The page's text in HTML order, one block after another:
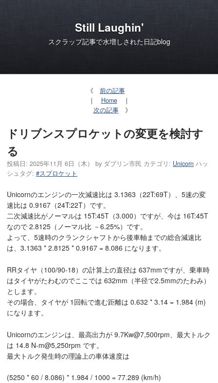
Still Laughin'
スクラップ記事で水増しされた日記blog
《 前の記事
｜ Home｜
次の記事》
ドリブンスプロケットの変更を検討す
る
投稿日: 2025年11月 6日（木） by ダブリン市民 カテゴリ: Unicorn ハッ
シュタグ: #スプロケット
Unicornのエンジンの一次減速比は 3.1363（22T:69T）、5速の変
速比は 0.9167（24T:22T）です。
二次減速比がノーマルは 15T:45T（3.000）ですが、今は 16T:45T
なので 2.8125（ノーマル比 －6.25%）です。
よって、5速時のクランクシャフトから後車軸までの総合減速比
は、3.1363 * 2.8125 * 0.9167 = 8.086 になります。
RRタイヤ（100/90-18）の計算上の直径は 637mmですが、乗車時
はタイヤがたわむのでここでは 632mm（半径で2.5mmのたわみ）
とします。
その場合、タイヤが 1回転で進む距離は 0.632 * 3.14 = 1.984 (m)
になります。
Unicornのエンジンは、最高出力が 9.7Kw@7,500rpm、最大トルク
は 14.8 N-m@5,250rpm です。
最大トルク発生時の理論上の車体速度は
(5250 * 60 / 8.086) * 1.984 / 1000 = 77.289 (km/h)